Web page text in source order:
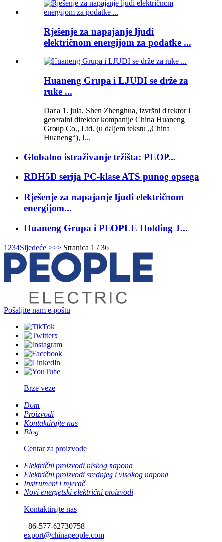
Rješenje za napajanje ljudi
električnom energijom za podatke ...
Huaneng Grupa i LJUDI se drže za
ruke ...
Dana 1. jula, Shen Zhenghua, izvršni direktor i
generalni direktor kompanije China Huaneng
Group Co., Ltd. (u daljem tekstu „China
Huaneng“), l...
Globalno istraživanje tržišta: PEOP...
RDH5D serija PC-klase ATS punog opsega
Rješenje za napajanje ljudi električnom
energijom...
Huaneng Grupa i PEOPLE Holding J...
1 234Sljedeće >>> Stranica 1 / 36
Pošaljite nam e-poštu
Brze veze
Dom
Proizvodi
Kontaktirajte nas
Blog
Centar za proizvode
Električni proizvodi niskog napona
Električni proizvodi srednjeg i visokog napona
Instrument i mjerač
Novi energetski električni proizvodi
Kontaktirajte nas
+86-577-62730758
export@chinapeople.com